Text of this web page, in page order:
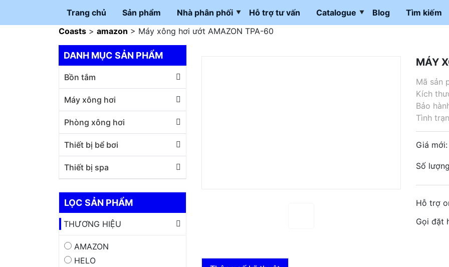
Trang chủ Sản phẩm Nhà phân phối Hỗ trợ tư vấn Catalogue Blog Tìm kiếm
Coasts > amazon > Máy xông hơi ướt AMAZON TPA-60
DANH MỤC SẢN PHẨM
Bồn tắm
Máy xông hơi
Phòng xông hơi
Thiết bị bể bơi
Thiết bị spa
LỌC SẢN PHẨM
THƯƠNG HIỆU
AMAZON
HELO
MÁY
Mã sản
Kích
Bảo
Tình
Giá mới:
Số
Hỗ trợ
Gọi đặt